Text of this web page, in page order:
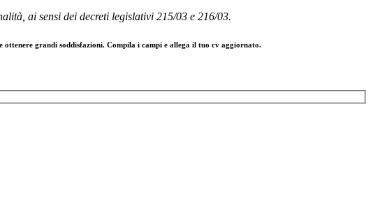
ai sensi dei decreti legislativi 215/03 e 216/03.
ottenere grandi soddisfazioni. Compila i campi e allega il tuo cv aggiornato.